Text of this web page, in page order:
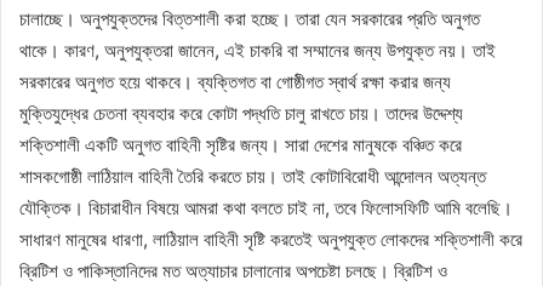
চালাচ্ছে। অনুপযুক্তদের বিত্তশালী করা হচ্ছে। তারা যেন সরকারের প্রতি অনুগত
থাকে। কারণ, অনুপযুক্তরা জানেন, এই চাকরি বা সম্মানের জন্য উপযুক্ত নয়। তাই
সরকারের অনুগত হয়ে থাকবে। ব্যক্তিগত বা গোষ্ঠীগত স্বার্থ রক্ষা করার জন্য
মুক্তিযুদ্ধের চেতনা ব্যবহার করে কোটা পদ্ধতি চালু রাখতে চায়। তাদের উদ্দেশ্য
শক্তিশালী একটি অনুগত বাহিনী সৃষ্টির জন্য। সারা দেশের মানুষকে বঞ্চিত করে
শাসকগোষ্ঠী লাঠিয়াল বাহিনী তৈরি করতে চায়। তাই কোটাবিরোধী আন্দোলন অত্যন্ত
যৌক্তিক। বিচারাধীন বিষয়ে আমরা কথা বলতে চাই না, তবে ফিলোসফিটি আমি বলেছি।
সাধারণ মানুষের ধারণা, লাঠিয়াল বাহিনী সৃষ্টি করতেই অনুপযুক্ত লোকদের শক্তিশালী করে
ব্রিটিশ ও পাকিস্তানিদের মত অত্যাচার চালানোর অপচেষ্টা চলছে। ব্রিটিশ ও